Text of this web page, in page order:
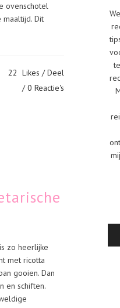
ovenschotel
Dit
22 Likes
Deel
0 Reactie's
zo heerlijke
met ricotta
gooien. Dan
en schiften.